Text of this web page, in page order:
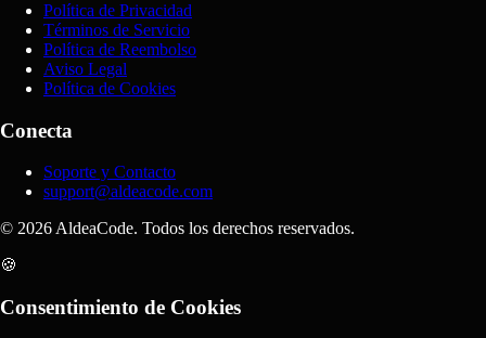
Política de Privacidad
Términos de Servicio
Política de Reembolso
Aviso Legal
Política de Cookies
Conecta
Soporte y Contacto
support@aldeacode.com
© 2026 AldeaCode. Todos los derechos reservados.
🍪
Consentimiento de Cookies